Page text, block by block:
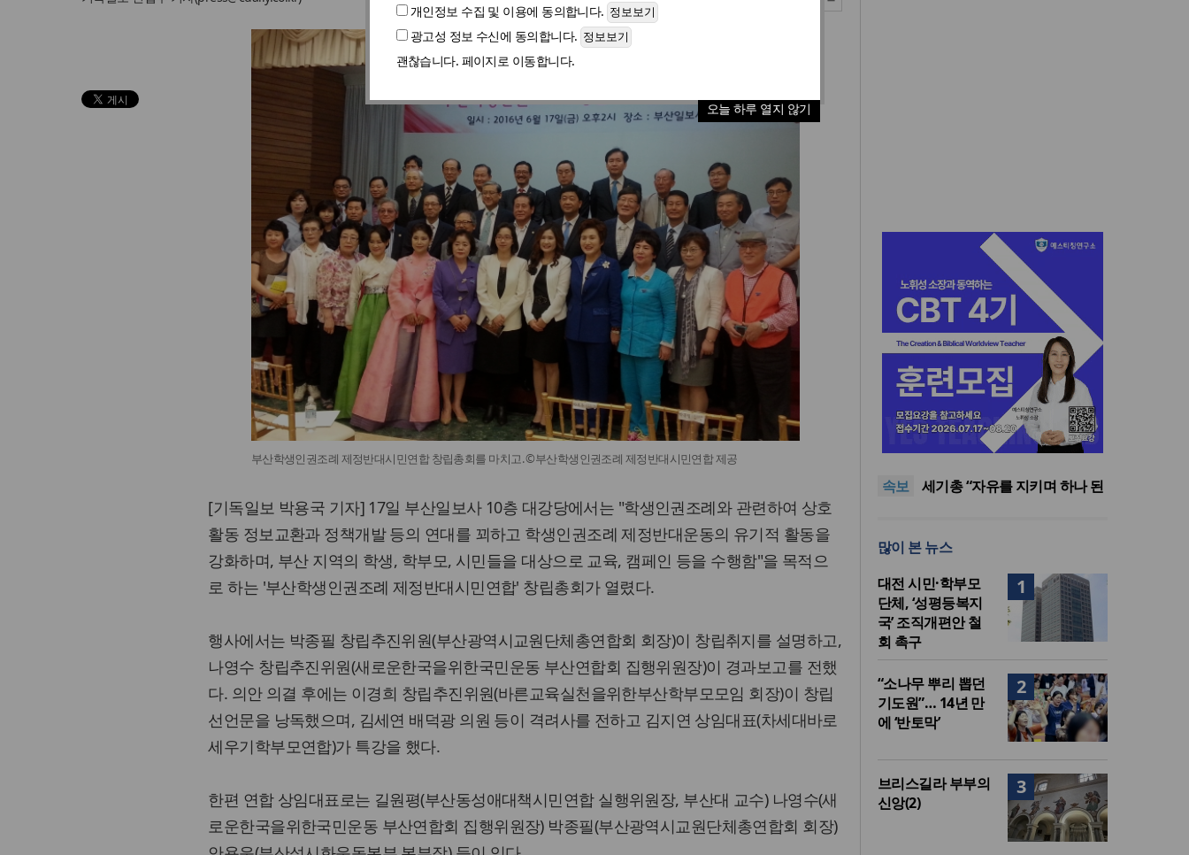
개인정보 수집 및 이용에 동의합니다.
광고성 정보 수신에 동의합니다.
괜찮습니다. 페이지로 이동합니다.
오늘 하루 열지 않기
부산학생인권조례 제정반대시민연합 창립총회를 마치고. ©부산학생인권조례 제정반대시민연합 제공
[기독일보 박용국 기자] 17일 부산일보사 10층 대강당에서는 "학생인권조례와 관련하여 상호
활동 정보교환과 정책개발 등의 연대를 꾀하고 학생인권조례 제정반대운동의 유기적 활동을
강화하며, 부산 지역의 학생, 학부모, 시민들을 대상으로 교육, 캠페인 등을 수행함"을 목적으
로 하는 '부산학생인권조례 제정반대시민연합' 창립총회가 열렸다.
행사에서는 박종필 창립추진위원(부산광역시교원단체총연합회 회장)이 창립취지를 설명하고,
나영수 창립추진위원(새로운한국을위한국민운동 부산연합회 집행위원장)이 경과보고를 전했
다. 의안 의결 후에는 이경희 창립추진위원(바른교육실천을위한부산학부모모임 회장)이 창립
선언문을 낭독했으며, 김세연 배덕광 의원 등이 격려사를 전하고 김지연 상임대표(차세대바로
세우기학부모연합)가 특강을 했다.
한편 연합 상임대표로는 길원평(부산동성애대책시민연합 실행위원장, 부산대 교수) 나영수(새
로운한국을위한국민운동 부산연합회 집행위원장) 박종필(부산광역시교원단체총연합회 회장)
속보
한남대·KAIST, 세계적 광자·전
자기학 국제학술대회 ‘PIERS’
8·15 전국통일광장 연합기도
세기총 “자유를 지키며 하나 된
발간
자기학 국제학술대회 ‘PIERS’
8·15 전국통일광장 연합기도
회, 대전서 열린다
많이 본 뉴스
1
대전 시민·학부모
단체, ‘성평등복지
국’ 조직개편안 철
회 촉구
2
“소나무 뿌리 뽑던
기도원”… 14년 만
에 ‘반토막’
3
브리스길라 부부의
신앙(2)